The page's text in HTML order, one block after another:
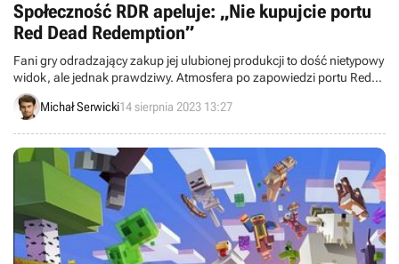
Społeczność RDR apeluje: „Nie kupujcie portu
Red Dead Redemption”
Fani gry odradzający zakup jej ulubionej produkcji to dość nietypowy
widok, ale jednak prawdziwy. Atmosfera po zapowiedzi portu Red
Dead Redemption na Nintendo Switch i PlayStation 4 jest naprawdę
gęsta.Michał Serwicki14 sierpnia 2023 13:27